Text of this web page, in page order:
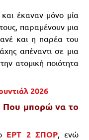
έκαναν μόνο μία
παραμένουν μια
και η παρέα του
απέναντι σε μια
ατομική ποιότητα
2026
Που μπορώ να το
ΕΡΤ 2 ΣΠΟΡ, ενώ